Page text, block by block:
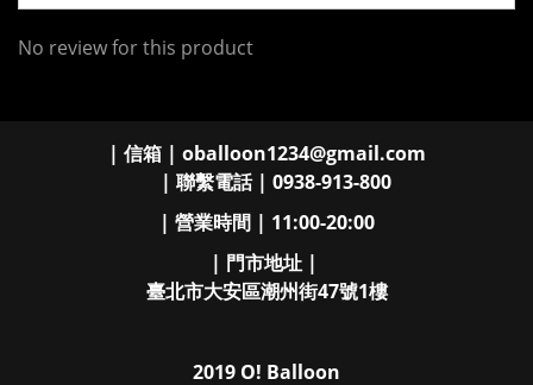
No review for this product
| 信箱 | oballoon1234@gmail.com
| 聯繫電話 | 0938-913-800
| 營業時間 | 11:00-20:00
| 門市地址 |
臺北市大安區潮州街47號1樓
2019 O! Balloon